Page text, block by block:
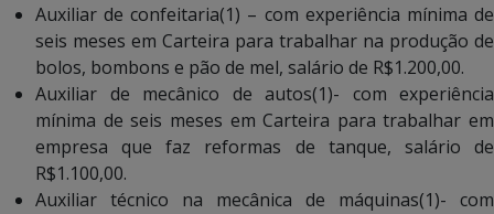
Auxiliar de confeitaria(1) – com experiência mínima de
seis meses em Carteira para trabalhar na produção de
bolos, bombons e pão de mel, salário de R$1.200,00.
Auxiliar de mecânico de autos(1)- com experiência
mínima de seis meses em Carteira para trabalhar em
empresa que faz reformas de tanque, salário de
R$1.100,00.
Auxiliar técnico na mecânica de máquinas(1)- com